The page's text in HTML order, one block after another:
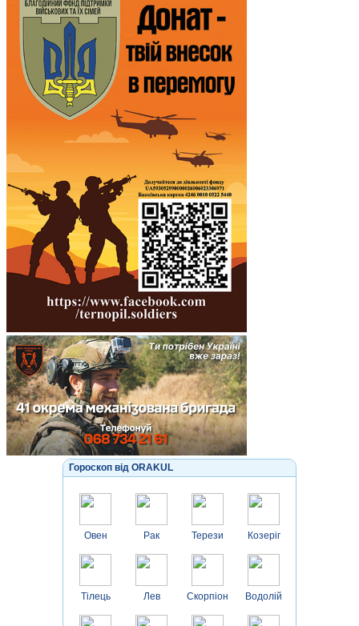
Гороскоп від ORAKUL
Овен
Тілець
Рак
Лев
Терези
Скорпіон
Козеріг
Водолій